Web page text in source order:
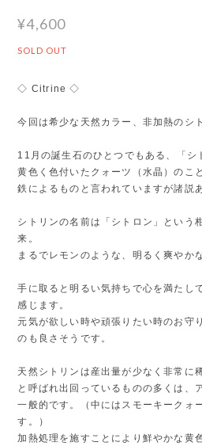
¥4,600
SOLD OUT
◇ Citrine ◇
今回は希少な天然カラー、非加熱のシ
11月の誕生石のひとつでもある、「シ
黄色く色付いたクォーツ（水晶）のこ
鉄によるものと言われていますが諸説
シトリンの名前は「シトロン」という
来。
まるでレモンのような、明るく爽やか
手に取ると明るい気持ちで心を満たし
感じます。
元気が欲しい時や頑張りたい時のお守
のも良さそうです。
天然シトリンは産出量が少なく非常に
と呼ばれ出回っているものの多くは、
一般的です。（中にはスモーキークォ
す。）
加熱処理を施すことにより鮮やかな黄